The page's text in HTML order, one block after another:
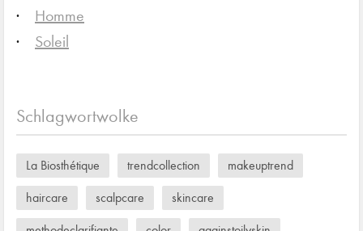
Homme
Soleil
Schlagwortwolke
La Biosthétique trendcollection makeuptrend
haircare scalpcare skincare